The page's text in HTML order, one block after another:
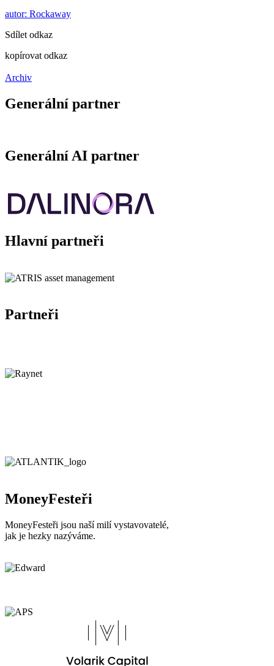
autor: Rockaway
Sdílet odkaz
kopírovat odkaz
Archiv
Generální partner
Generální AI partner
Hlavní partneři
Partneři
MoneyFesteři
MoneyFesteři jsou naší milí vystavovatelé,
jak je hezky nazýváme.